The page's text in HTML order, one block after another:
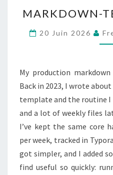
MARKDOWN-
20 Juin 2026
My production
Back in 2023, I wrote
template and the routine I
and a lot of weekly files
I’ve kept the same core
per week, tracked in
got simpler, and I added
find useful so quickly: